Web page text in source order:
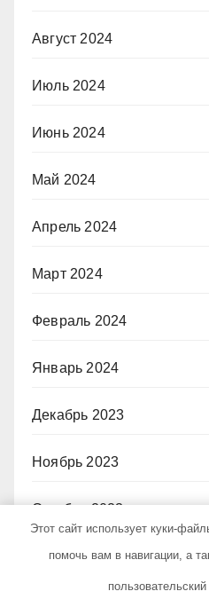
Август 2024
Июль 2024
Июнь 2024
Май 2024
Апрель 2024
Март 2024
Февраль 2024
Январь 2024
Декабрь 2023
Ноябрь 2023
Октябрь 2023
Июнь 2023
Этот сайт использует куки-
помочь вам в навигации, а
пользовательский